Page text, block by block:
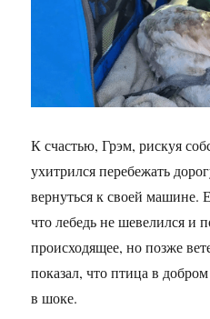
К счастью, Грэм, рискуя
ухитрился перебежать
вернуться к своей машине.
что лебедь не шевелился и
происходящее, но позже
показал, что птица в
в шоке.